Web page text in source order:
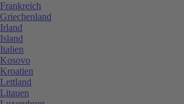
Frankreich
Griechenland
Irland
Island
Italien
Kosovo
Kroatien
Lettland
Litauen